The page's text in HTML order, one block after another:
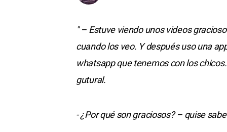
" – Estuve viendo unos videos
cuando los veo. Y después uso una
whatsapp que tenemos con los
gutural.
- ¿Por qué son graciosos? – quise